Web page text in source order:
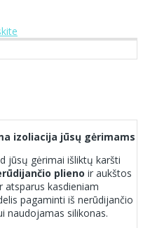
izoliacija jūsų gėrimams
jūsų gėrimai išliktų karšti
plieno ir aukštos
atsparus kasdieniam
pagaminti iš nerūdijančio
naudojamas silikonas.